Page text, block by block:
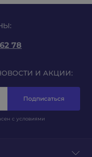
78
И АКЦИИ:
Подписаться
с условиями